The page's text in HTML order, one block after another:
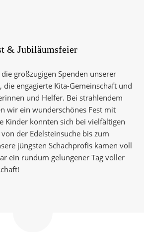
& Jubiläumsfeier
großzügigen Spenden unserer
engagierte Kita-Gemeinschaft und
und Helfer. Bei strahlendem
wir ein wunderschönes Fest mit
Kinder konnten sich bei vielfältigen
der Edelsteinsuche bis zum
jüngsten Schachprofis kamen voll
ein rundum gelungener Tag voller